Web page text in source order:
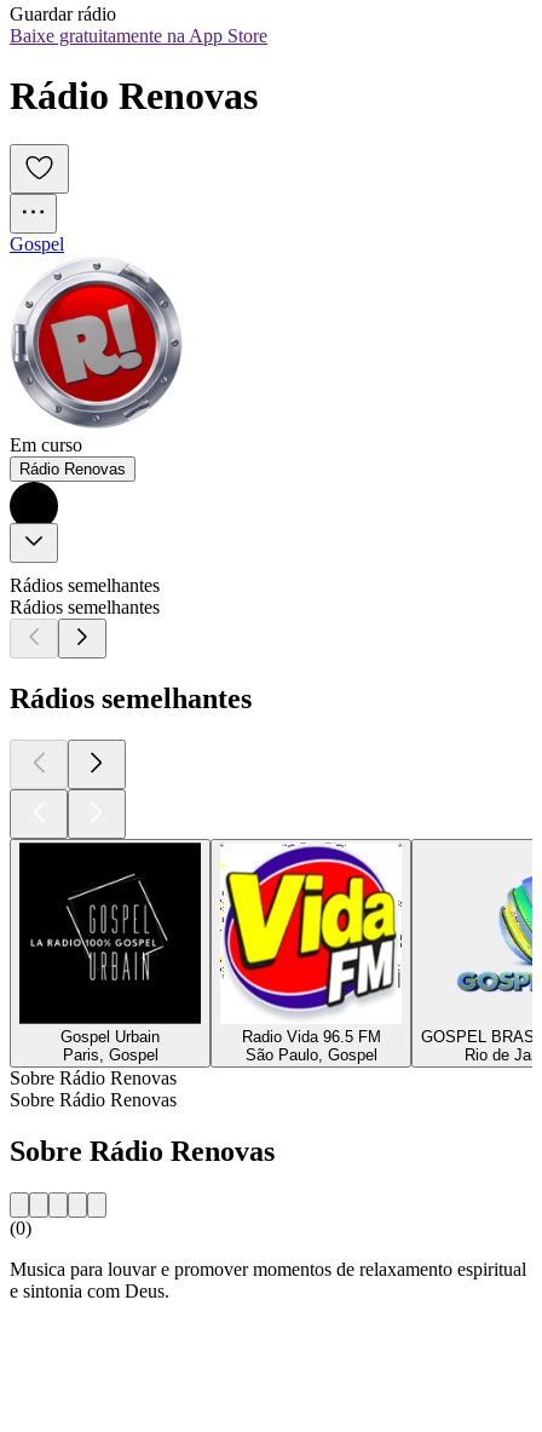
Guardar rádio
Baixe gratuitamente na App Store
Rádio Renovas
Gospel
Em curso
Rádio Renovas
Rádios semelhantes
Rádios semelhantes
Rádios semelhantes
Gospel Urbain
Paris, Gospel
Radio Vida 96.5 FM
São Paulo, Gospel
GOSPEL
Rio de
Sobre Rádio Renovas
Sobre Rádio Renovas
Sobre Rádio Renovas
(0)
Musica para louvar e promover momentos de relaxamento espiritual
e sintonia com Deus.